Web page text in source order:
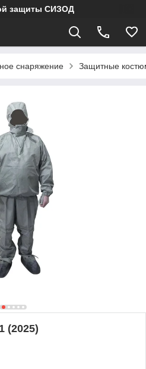
защиты СИЗОД
снаряжение Защитные
(2025)